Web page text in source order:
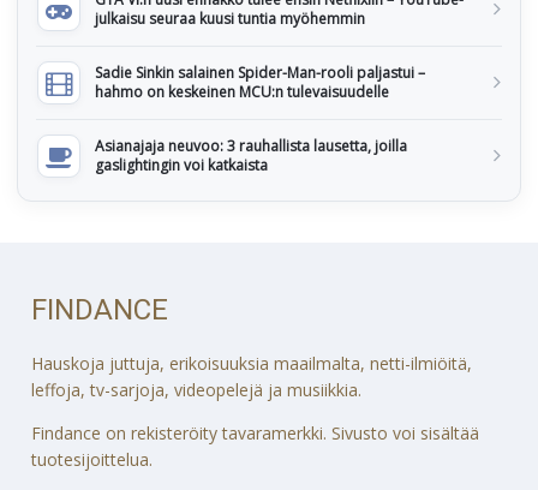
julkaisu seuraa kuusi tuntia myöhemmin
Sadie Sinkin salainen Spider-Man-rooli paljastui –
hahmo on keskeinen MCU:n tulevaisuudelle
Asianajaja neuvoo: 3 rauhallista lausetta, joilla
gaslightingin voi katkaista
FINDANCE
Hauskoja juttuja, erikoisuuksia maailmalta, netti-ilmiöitä,
leffoja, tv-sarjoja, videopelejä ja musiikkia.
Findance on rekisteröity tavaramerkki. Sivusto voi sisältää
tuotesijoittelua.